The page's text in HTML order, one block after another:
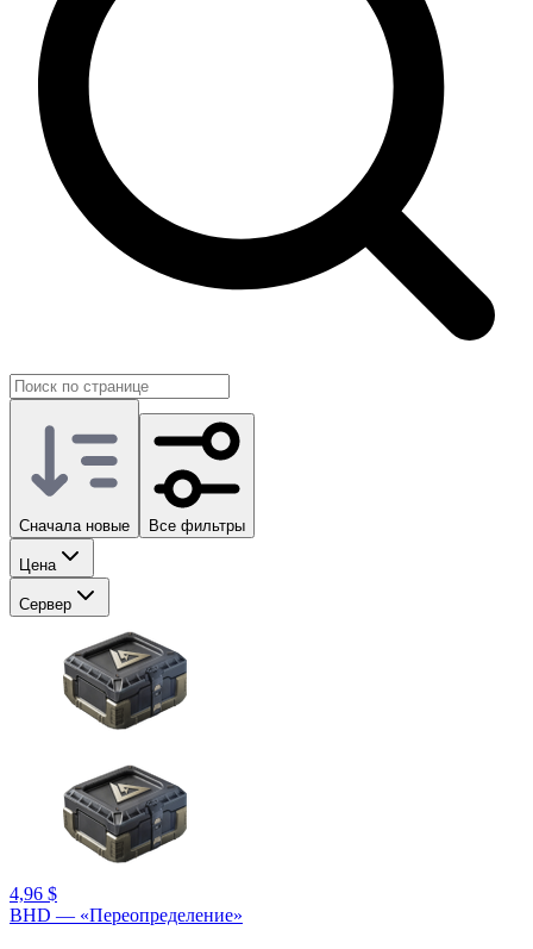
На GG.Store вы найдёте разнообразные позиции от других
игроков Delta Force и выберете ровно то, что подходит под
ваш текущий стиль и цели.
Сначала новые Все фильтры
Цена
Сервер
4,96 $
BHD — «Переопределение»